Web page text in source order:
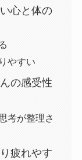
心と体の
やすい
の感受性
考が整理さ
疲れやす